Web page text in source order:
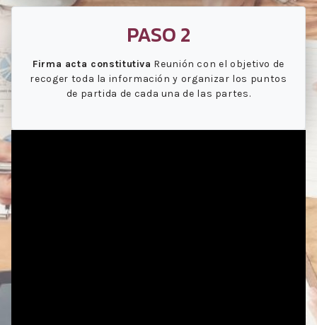
PASO 2
Firma acta constitutiva Reunión con el objetivo de
recoger toda la información y organizar los puntos
de partida de cada una de las partes.